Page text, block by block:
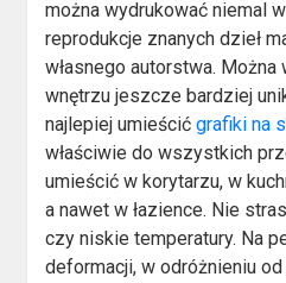
można wydrukować niemal
reprodukcje znanych dzieł
własnego autorstwa.
wnętrzu jeszcze bardziej
najlepiej umieścićgrafiki na
właściwie do wszystkich
umieścić w korytarzu, w
a nawet w łazience. Nie
czy niskie temperatury. Na
deformacji, w odróżnieniu